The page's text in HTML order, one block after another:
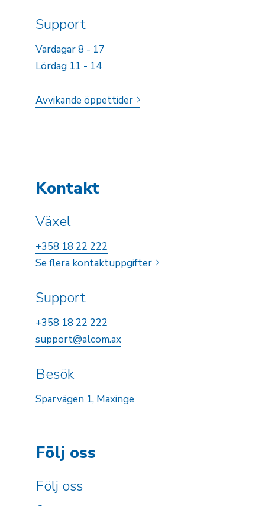
Support
Vardagar 8 - 17
Lördag 11 - 14
Avvikande öppettider
Kontakt
Växel
+358 18 22 222
Se flera kontaktuppgifter
Support
+358 18 22 222
support@alcom.ax
Besök
Sparvägen 1, Maxinge
Följ oss
Följ oss